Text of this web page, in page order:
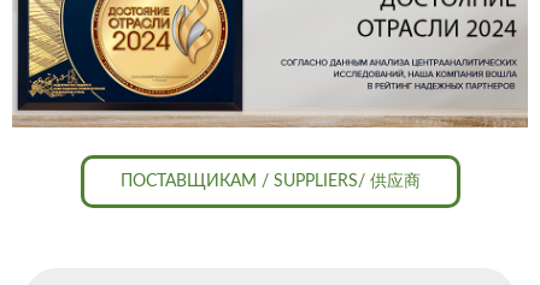
ПОСТАВЩИКАМ / SUPPLIERS/ 供应商